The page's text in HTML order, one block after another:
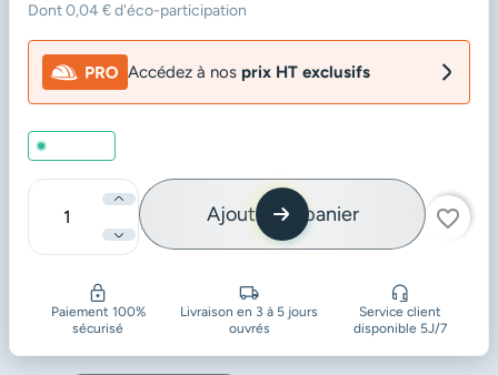
Dont 0,04 € d'éco-participation
Accédez à nos prix HT exclusifs
Quantité
Ajouter au panier favorite_border
Paiement 100%
sécurisé
Livraison en 3 à 5 jours
ouvrés
Service client
disponible 5J/7